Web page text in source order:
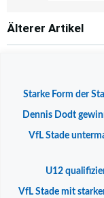
Post
Älterer Artikel
Starke Form der
Dennis Dodt
VfL Stade
U12
VfL Stade mit